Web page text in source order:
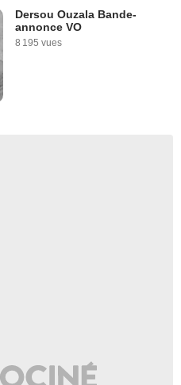
Dersou Ouzala Bande-
annonce VO
8 195 vues